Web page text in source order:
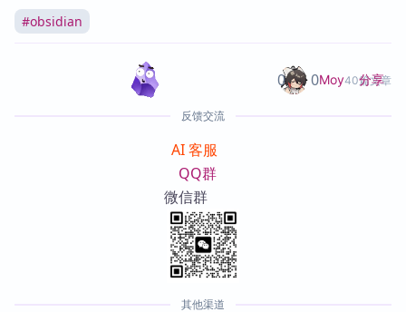
#obsidian
Moy40篇文章
0 0 分享
反馈交流
AI 客服
QQ群
微信群
其他渠道